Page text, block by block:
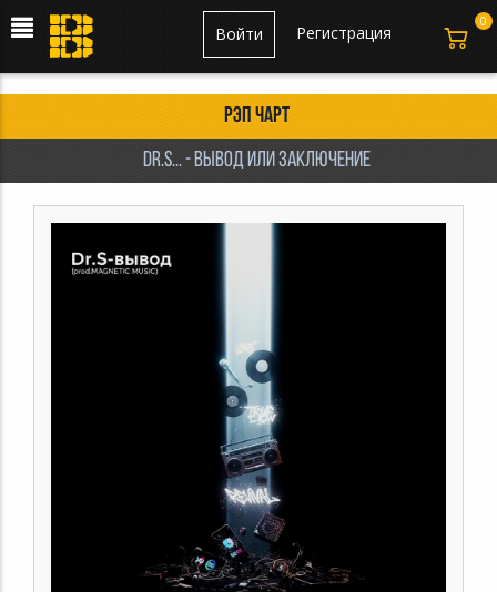
Регистрация
Войти
Рэп чарт
Dr.S... - вывод или заключение
0